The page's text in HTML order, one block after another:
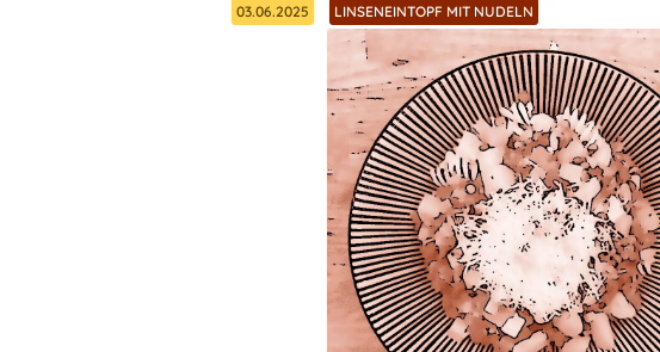
03.06.2025 LINSENEINTOPF MIT NUDELN